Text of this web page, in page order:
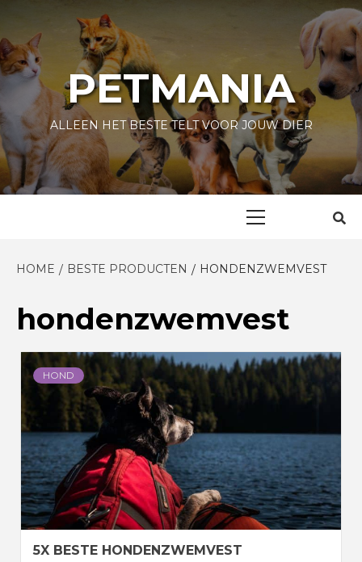
content
PETMANIA
ALLEEN HET BESTE TELT VOOR JOUW DIER
HOME BESTE PRODUCTEN HONDENZWEMVEST
hondenzwemvest
HOND
5X BESTE HONDENZWEMVEST